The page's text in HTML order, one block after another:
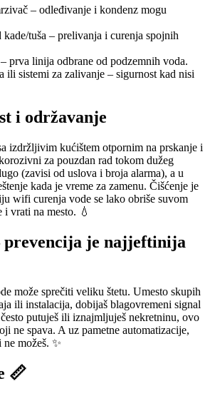
– odleđivanje i kondenz mogu
tuša – prelivanja i curenja spojnih
prva linija odbrane od podzemnih voda.
ili sistemi za zalivanje – sigurnost kad nisi
i održavanje
izdržljivim kućištem otpornim na prskanje i
za pouzdan rad tokom dužeg
(zavisi od uslova i broja alarma), a u
kada je vreme za zamenu. Čišćenje je
wifi curenja vode se lako obriše suvom
vrati na mesto. 💧
prevencija je najjeftinija
može sprečiti veliku štetu. Umesto skupih
ili instalacija, dobijaš blagovremeni signal
putuješ ili iznajmljuješ nekretninu, ovo
ne spava. A uz pametne automatizacije,
možeš. ✨
📏